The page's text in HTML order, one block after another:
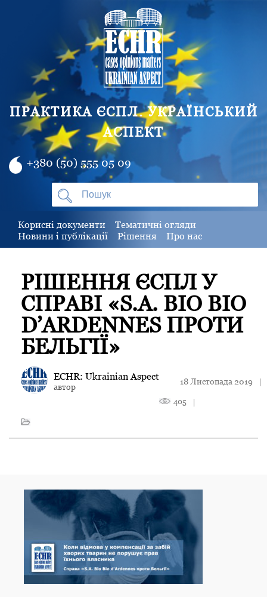
ПРАКТИКА ЄСПЛ. УКРАЇНСЬКИЙ
АСПЕКТ
+380 (50) 555 05 09
Корисні документи
Тематичні огляди
Новини і публікації
Рішення Про нас
РІШЕННЯ ЄСПЛ У
СПРАВІ «S.A. BIO BIO
D’ARDENNES ПРОТИ
БЕЛЬГІЇ»
ECHR: Ukrainian Aspect
автор
18 Листопада 2019 |
405 |